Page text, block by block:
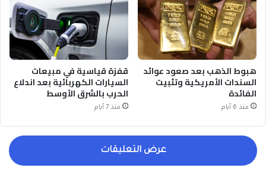
هبوط الذهب بعد صعود عوائد
السندات الأمريكية وتثبيت
الفائدة
منذ 6 أيام
قفزة قياسية في مبيعات
السيارات الكهربائية بعد اندلاع
الحرب بالشرق الأوسط
منذ 7 أيام
عرض التعليقات